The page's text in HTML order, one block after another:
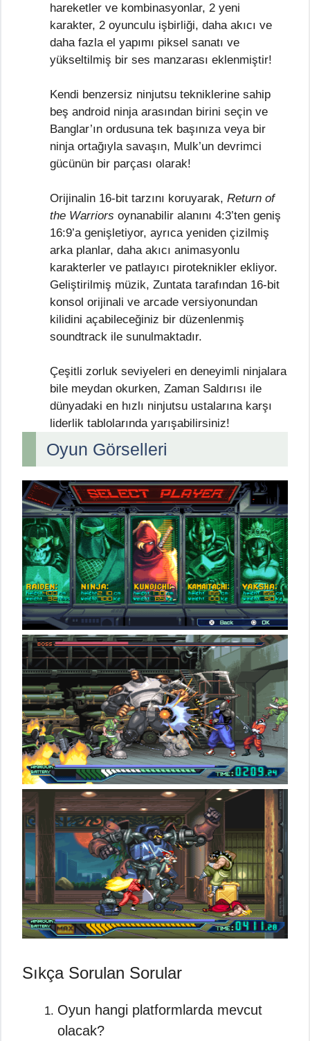
hareketler ve kombinasyonlar, 2 yeni
karakter, 2 oyunculu işbirliği, daha akıcı ve
daha fazla el yapımı piksel sanatı ve
yükseltilmiş bir ses manzarası eklenmiştir!
Kendi benzersiz ninjutsu tekniklerine sahip
beş android ninja arasından birini seçin ve
Banglar’ın ordusuna tek başınıza veya bir
ninja ortağıyla savaşın, Mulk’un devrimci
gücünün bir parçası olarak!
Orijinalin 16-bit tarzını koruyarak, Return of
the Warriors oynanabilir alanını 4:3’ten geniş
16:9’a genişletiyor, ayrıca yeniden çizilmiş
arka planlar, daha akıcı animasyonlu
karakterler ve patlayıcı piroteknikler ekliyor.
Geliştirilmiş müzik, Zuntata tarafından 16-bit
konsol orijinali ve arcade versiyonundan
kilidini açabileceğiniz bir düzenlenmiş
soundtrack ile sunulmaktadır.
Çeşitli zorluk seviyeleri en deneyimli ninjalara
bile meydan okurken, Zaman Saldırısı ile
dünyadaki en hızlı ninjutsu ustalarına karşı
liderlik tablolarında yarışabilirsiniz!
Oyun Görselleri
Sıkça Sorulan Sorular
Oyun hangi platformlarda mevcut
olacak?